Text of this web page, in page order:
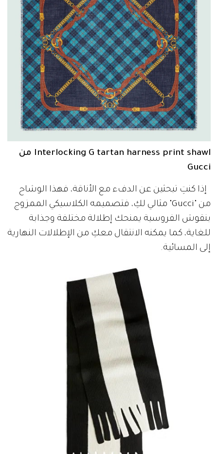
Interlocking G tartan harness print shawl من
Gucci
إذا كنتِ تبحثين عن الدفء مع الأناقة، فهذا الوشاح
من "Gucci" مثالي لكِ، فتصميمه الكلاسيكي الممزوج
بنقوش الفروسية يمنحك إطلالة مختلفة وجذابة
للغاية، كما يمكنه الانتقال معكِ من الإطلالات النهارية
إلى المسائية.